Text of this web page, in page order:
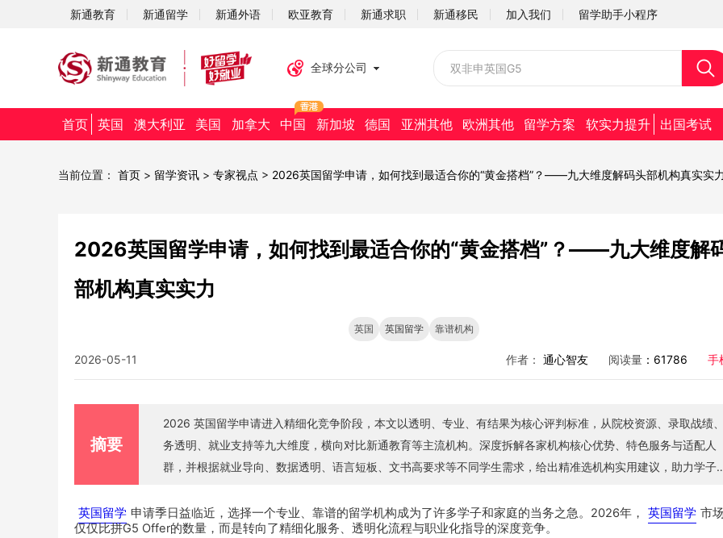
新通教育 新通留学 新通外语 欧亚教育 新通求职 新通移民 加入我们
社会招聘
留学助手小程序
全球分公司
首页 英国 澳大利亚 美国 加拿大 中国 新加坡 德国 亚洲其他 欧洲其他 留学方案 软实力提升 出国考试
当前位置： 首页 > 留学资讯 > 专家视点 > 2026英国留学申请，如何找到最适合你的“黄金搭档”？——九大维度解码头部机构真实实
2026英国留学申请，如何找到最适合你的“黄金搭档”？——九大维度解
部机构真实实力
英国 英国留学 靠谱机构
2026-05-11 作者： 通心智友 阅读量 ：61786 手
摘要
2026 英国留学申请进入精细化竞争阶段，本文以透明、专业、有结果为核心评判标准，从院校资源、录取战绩
务透明、就业支持等九大维度，横向对比新通教育等主流机构。深度拆解各家机构核心优势、特色服务与适配人
群，并根据就业导向、数据透明、语言短板、文书高要求等不同学生需求，给出精准选机构实用建议，助力学子
英国留学 申请季日益临近，选择一个专业、靠谱的留学机构成为了许多学子和家庭的当务之急。2026年， 英国留学 市
仅仅比拼G5 Offer的数量，而是转向了精细化服务、透明化流程与职业化指导的深度竞争。